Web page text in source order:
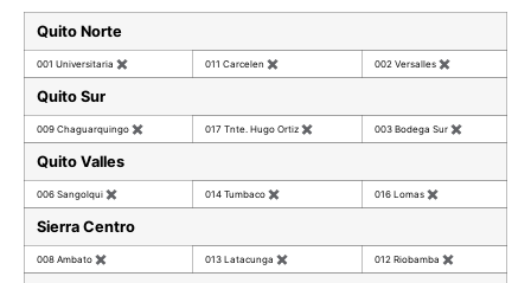
Quito Norte
001 Universitaria ✖ 011 Carcelen ✖ 002 Versalles ✖
Quito Sur
009 Chaguarquingo ✖ 017 Tnte. Hugo Ortiz ✖ 003 Bodega Sur ✖
Quito Valles
006 Sangolqui ✖ 014 Tumbaco ✖ 016 Lomas ✖
Sierra Centro
008 Ambato ✖ 013 Latacunga ✖ 012 Riobamba ✖